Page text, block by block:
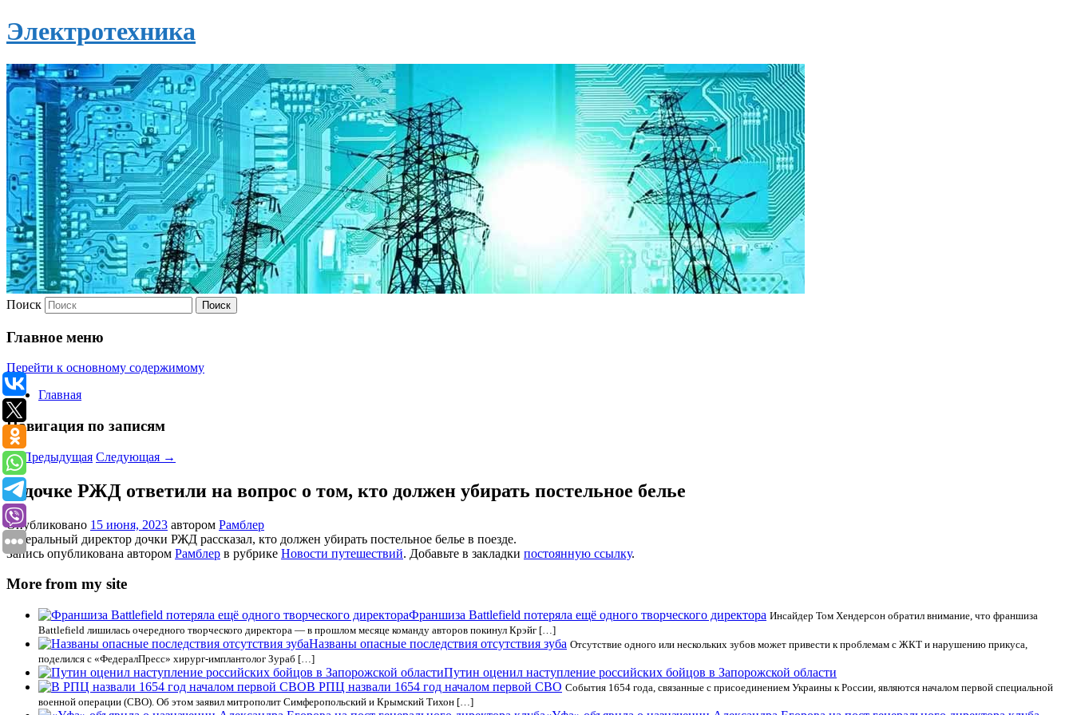
Электротехника
Поиск
Главное меню
Перейти к основному содержимому
Главная
Навигация по записям
←Предыдущая Следующая →
В дочке РЖД ответили на вопрос о том, кто должен убирать постельное белье
Опубликовано 15 июня, 2023 автором Рамблер
Генеральный директор дочки РЖД рассказал, кто должен убирать постельное белье в поезде.
Запись опубликована автором Рамблер в рубрике Новости путешествий. Добавьте в закладки постоянную ссылку.
More from my site
Франшиза Battlefield потеряла ещё одного творческого директора Инсайдер Том Хендерсон обратил внимание, что франшиза
Battlefield лишилась очередного творческого директора — в прошлом месяце команду авторов покинул Крэйг […]
Названы опасные последствия отсутствия зуба Отсутствие одного или нескольких зубов может привести к проблемам с ЖКТ и нарушению прикуса,
поделился с «ФедералПресс» хирург-имплантолог Зураб […]
Путин оценил наступление российских бойцов в Запорожской области
В РПЦ назвали 1654 год началом первой СВО События 1654 года, связанные с присоединением Украины к России, являются началом первой специальной
военной операции (СВО). Об этом заявил митрополит Симферопольский и Крымский Тихон […]